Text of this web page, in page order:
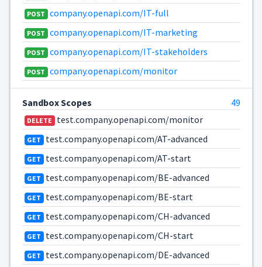
POST company.openapi.com/IT-full
POST company.openapi.com/IT-marketing
POST company.openapi.com/IT-stakeholders
POST company.openapi.com/monitor
Sandbox Scopes 49
DELETE test.company.openapi.com/monitor
GET test.company.openapi.com/AT-advanced
GET test.company.openapi.com/AT-start
GET test.company.openapi.com/BE-advanced
GET test.company.openapi.com/BE-start
GET test.company.openapi.com/CH-advanced
GET test.company.openapi.com/CH-start
GET test.company.openapi.com/DE-advanced